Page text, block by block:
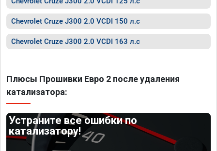
Chevrolet Cruze J300 2.0 VCDI 150 л.с
Chevrolet Cruze J300 2.0 VCDI 163 л.с
Плюсы Прошивки Евро 2 после удаления
катализатора:
Устраните все ошибки по
катализатору!